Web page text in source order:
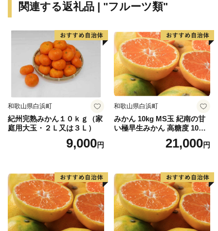
いることを、ぜひご覧ください。
関連する返礼品 | "フルーツ類"
和歌山県白浜町
紀州完熟みかん１０ｋｇ（家
庭用大玉・２Ｌ又は３Ｌ）
9,000円
和歌山県白浜町
みかん 10kg MS玉 紀南の甘
い極早生みかん 高糖度 10月
以降発送 マルチ被覆栽培
21,000円